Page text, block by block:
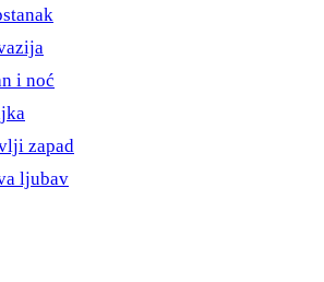
i noć
zapad
ljubav